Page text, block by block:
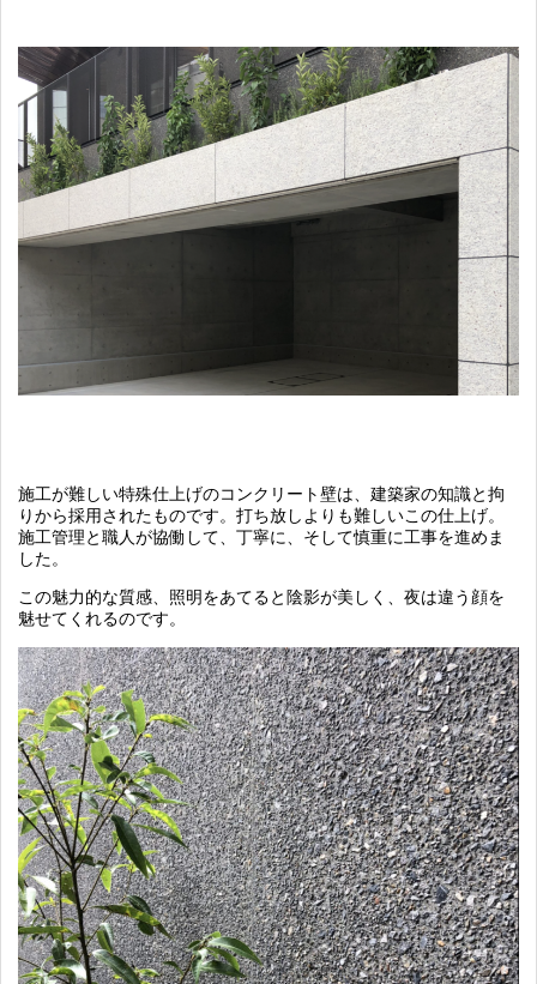
施工が難しい特殊仕上げのコンクリート壁は、建築家の知識と拘
りから採用されたものです。打ち放しよりも難しいこの仕上げ。
施工管理と職人が協働して、丁寧に、そして慎重に工事を進めま
した。
この魅力的な質感、照明をあてると陰影が美しく、夜は違う顔を
魅せてくれるのです。